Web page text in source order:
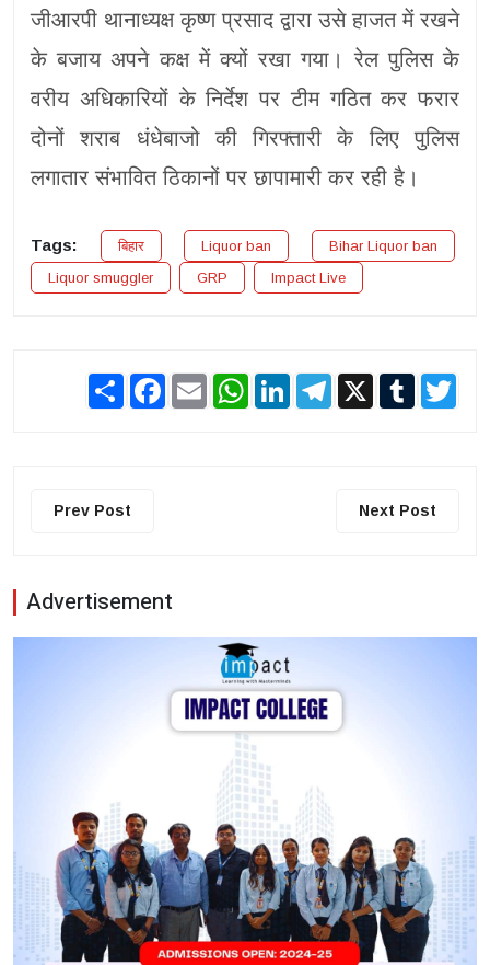
जीआरपी थानाध्यक्ष कृष्ण प्रसाद द्वारा उसे हाजत में रखने
के बजाय अपने कक्ष में क्यों रखा गया। रेल पुलिस के
वरीय अधिकारियों के निर्देश पर टीम गठित कर फरार
दोनों शराब धंधेबाजो की गिरफ्तारी के लिए पुलिस
लगातार संभावित ठिकानों पर छापामारी कर रही है।
Tags: बिहार Liquor ban
Bihar Liquor ban
Liquor smuggler
GRP Impact Live
Share Facebook
Email WhatsAppLinkedInTelegram
X Tumblr
Prev Post Next Post
Advertisement